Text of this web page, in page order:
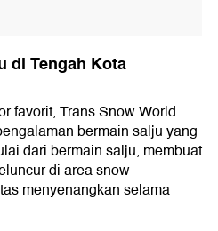
di Tengah Kota
favorit, Trans Snow World
bermain salju yang
dari bermain salju, membuat
di area snow
menyenangkan selama